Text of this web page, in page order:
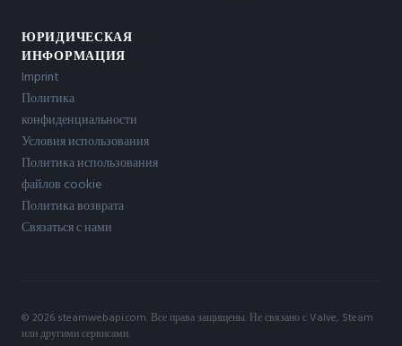
ЮРИДИЧЕСКАЯ
ИНФОРМАЦИЯ
Imprint
Политика
конфиденциальности
Условия использования
Политика использования
файлов cookie
Политика возврата
Связаться с нами
© 2026 steamwebapi.com. Все права защищены. Не связано с Valve, Steam
или другими сервисами.